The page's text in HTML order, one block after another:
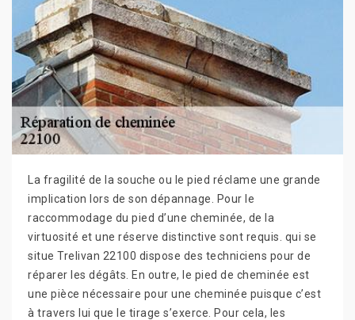
La fragilité de la souche ou le pied réclame une grande
implication lors de son dépannage. Pour le
raccommodage du pied d’une cheminée, de la
virtuosité et une réserve distinctive sont requis. qui se
situe Trelivan 22100 dispose des techniciens pour de
réparer les dégâts. En outre, le pied de cheminée est
une pièce nécessaire pour une cheminée puisque c’est
à travers lui que le tirage s’exerce. Pour cela, les